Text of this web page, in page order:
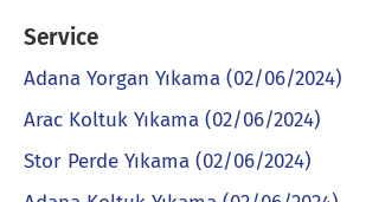
Service
Adana Yorgan Yıkama (02/06/2024)
Arac Koltuk Yıkama (02/06/2024)
Stor Perde Yıkama (02/06/2024)